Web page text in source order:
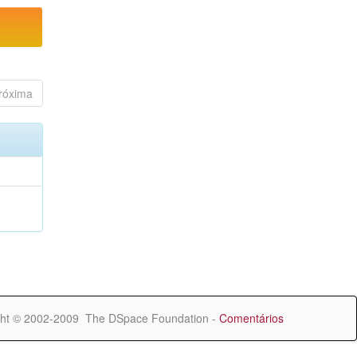
© 2002-2009 The DSpace Foundation - Comentários